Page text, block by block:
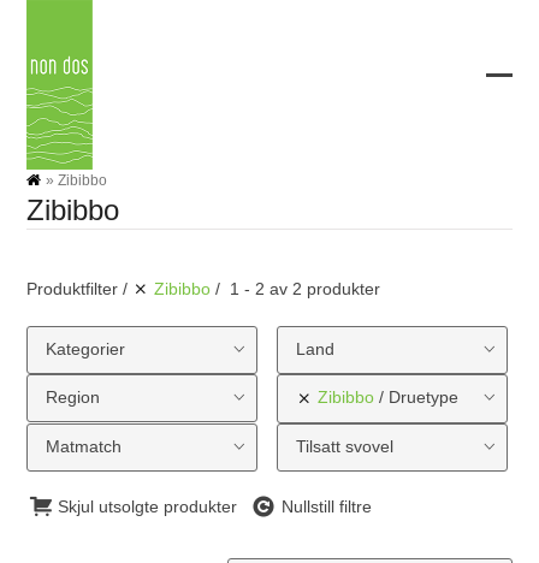
content
»Zibibbo
Zibibbo
Produktfilter Zibibbo 1 - 2 av 2 produkter
Kategorier Land
Region Zibibbo Druetype
Matmatch Tilsatt svovel
Skjul utsolgte produkter Nullstill filtre